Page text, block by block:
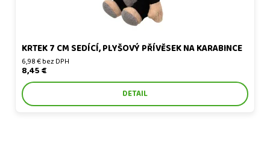
KRTEK 7 CM SEDÍCÍ, PLYŠOVÝ PŘÍVĚSEK NA KARABINCE
6,98 € bez DPH
8,45 €
DETAIL